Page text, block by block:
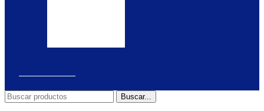
Buscar...